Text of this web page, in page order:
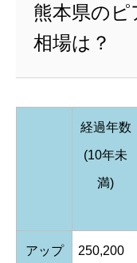
熊本県のピ
相場は？
経過年数
(10年未
満)
アップ 250,200